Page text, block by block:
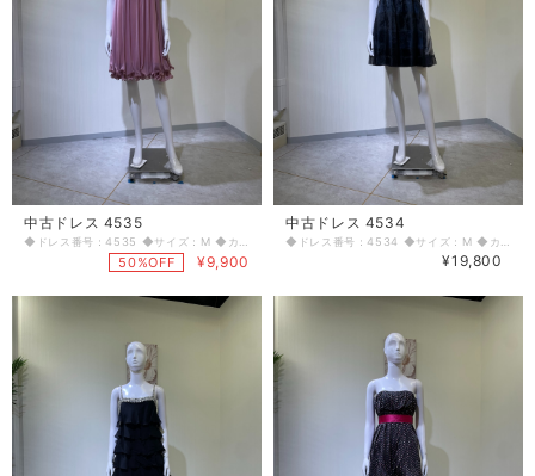
中古ドレス 4535
50%OFF ¥9,900
中古ドレス 4534
¥19,800